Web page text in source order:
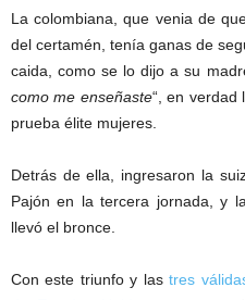
La colombiana, que venia de
del certamén, tenía ganas de
caida, como se lo dijo a su
como me enseñaste“, en verdad
prueba élite mujeres.
Detrás de ella, ingresaron la
Pajón en la tercera jornada, y
llevó el bronce.
Con este triunfo y lastres